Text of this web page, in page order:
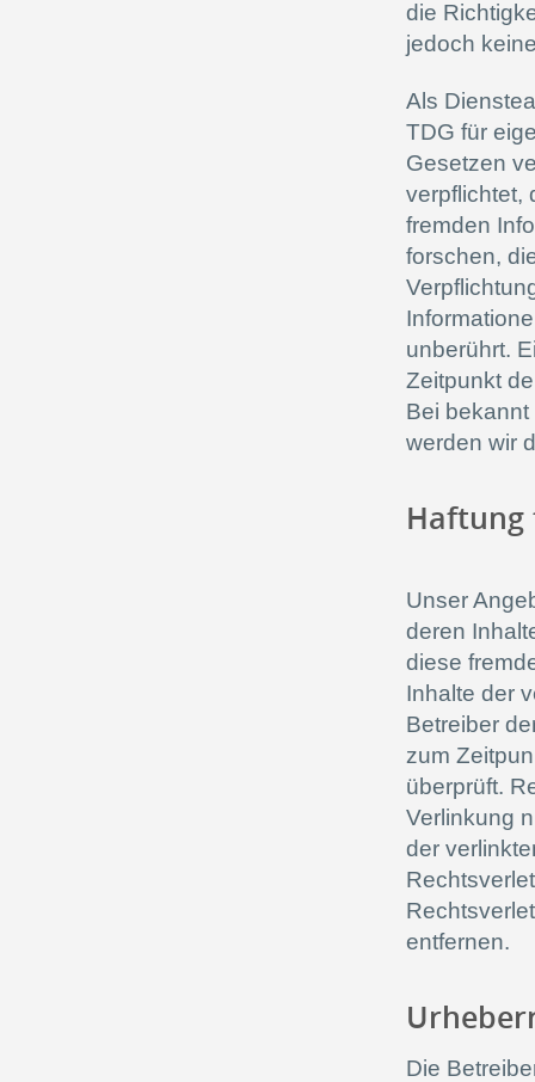
die
jedoch
Als
TDG für
Gesetzen
verpflichtet,
fremden
forschen,
unberührt.
Zeitpunkt
Bei
werden wir
Haftung
Unser
deren
diese
Inhalte der
Betreiber
zum
überprüft.
Verlinkung
der
entfernen.
Die